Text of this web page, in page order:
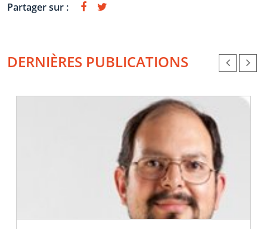
Partager sur :
DERNIÈRES PUBLICATIONS